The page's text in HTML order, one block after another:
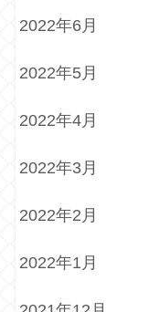
2022年6月
2022年5月
2022年4月
2022年3月
2022年2月
2022年1月